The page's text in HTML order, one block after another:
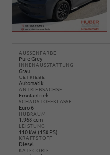
AUSSENFARBE
Pure Grey
INNENAUSSTATTUNG
Grau
GETRIEBE
Automatik
ANTRIEBSACHSE
Frontantrieb
SCHADSTOFFKLASSE
Euro 6
HUBRAUM
1.968 ccm
LEISTUNG
110 kW (150 PS)
KRAFTSTOFF
Diesel
KATEGORIE